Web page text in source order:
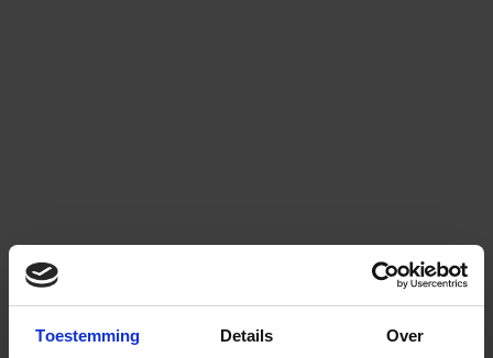
Toestemming Details Over